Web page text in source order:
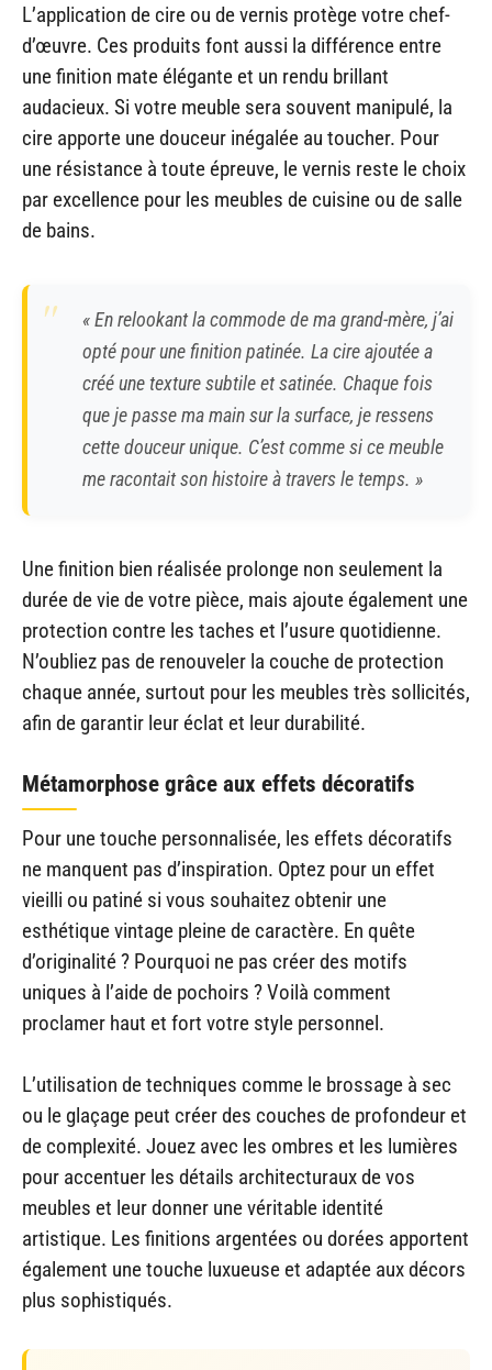
L’application de cire ou de vernis protège votre chef-
d’œuvre. Ces produits font aussi la différence entre
une finition mate élégante et un rendu brillant
audacieux. Si votre meuble sera souvent manipulé, la
cire apporte une douceur inégalée au toucher. Pour
une résistance à toute épreuve, le vernis reste le choix
par excellence pour les meubles de cuisine ou de salle
de bains.
« En relookant la commode de ma grand-mère, j’ai
opté pour une finition patinée. La cire ajoutée a
créé une texture subtile et satinée. Chaque fois
que je passe ma main sur la surface, je ressens
cette douceur unique. C’est comme si ce meuble
me racontait son histoire à travers le temps. »
Une finition bien réalisée prolonge non seulement la
durée de vie de votre pièce, mais ajoute également une
protection contre les taches et l’usure quotidienne.
N’oubliez pas de renouveler la couche de protection
chaque année, surtout pour les meubles très sollicités,
afin de garantir leur éclat et leur durabilité.
Métamorphose grâce aux effets décoratifs
Pour une touche personnalisée, les effets décoratifs
ne manquent pas d’inspiration. Optez pour un effet
vieilli ou patiné si vous souhaitez obtenir une
esthétique vintage pleine de caractère. En quête
d’originalité ? Pourquoi ne pas créer des motifs
uniques à l’aide de pochoirs ? Voilà comment
proclamer haut et fort votre style personnel.
L’utilisation de techniques comme le brossage à sec
ou le glaçage peut créer des couches de profondeur et
de complexité. Jouez avec les ombres et les lumières
pour accentuer les détails architecturaux de vos
meubles et leur donner une véritable identité
artistique. Les finitions argentées ou dorées apportent
également une touche luxueuse et adaptée aux décors
plus sophistiqués.